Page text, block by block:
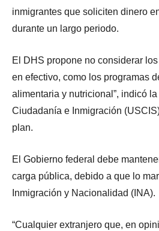
inmigrantes que soliciten dinero
durante un largo periodo.
El DHS propone no considerar
en efectivo, como los programas
alimentaria y nutricional”, indicó
Ciudadanía e Inmigración
plan.
El Gobierno federal debe
carga pública, debido a que lo
Inmigración y Nacionalidad (INA).
“Cualquier extranjero que, en